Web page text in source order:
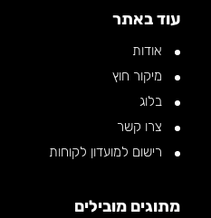
עוד באתר
אודות
מיקור חוץ
בלוג
צרו קשר
רישום למועדון לקוחות
מתוגים מובילים